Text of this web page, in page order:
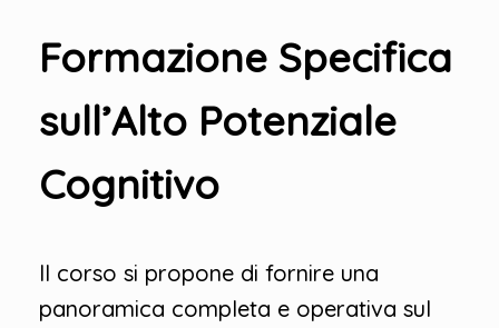
Formazione Specifica
sull’Alto Potenziale
Cognitivo
Il corso si propone di fornire una
panoramica completa e operativa sul